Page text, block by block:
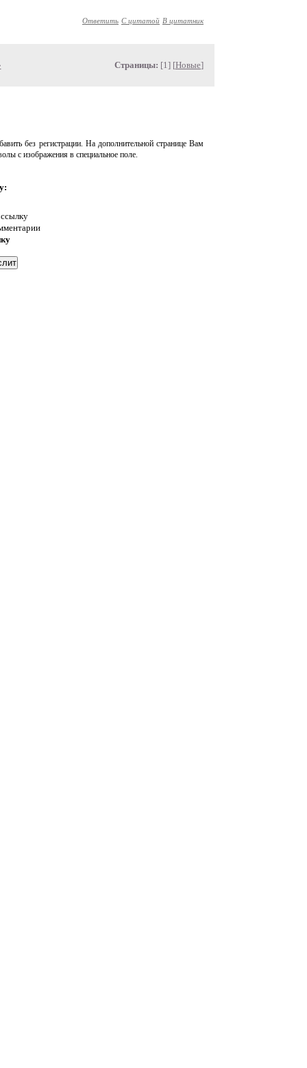
Ответить С цитатой В цитатник
Страницы: [1] [Новые]
без регистрации. На дополнительной странице Вам
с изображения в специальное поле.